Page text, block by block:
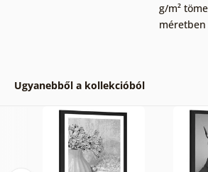
g/m²
Ugyanebből a kollekcióból